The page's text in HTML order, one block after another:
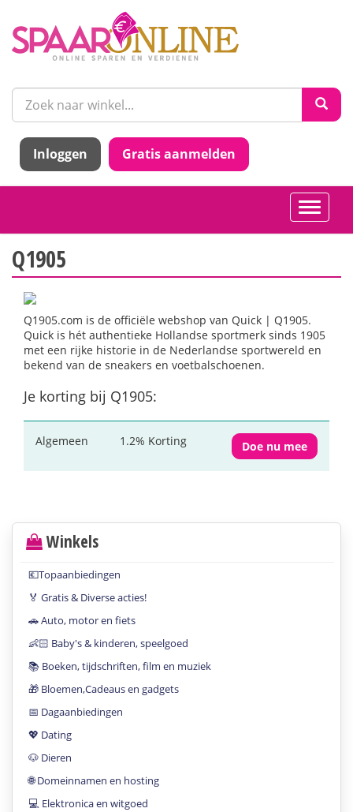
Inloggen Gratis aanmelden
Toggle
Q1905
Q1905.com is de officiële webshop van Quick | Q1905.
Quick is hét authentieke Hollandse sportmerk sinds 1905
met een rijke historie in de Nederlandse sportwereld en
bekend van de sneakers en voetbalschoenen.
Je korting bij Q1905:
Algemeen 1.2% Korting Doe nu mee
Winkels
💶Topaanbiedingen
🏅 Gratis & Diverse acties!
🚗 Auto, motor en fiets
👶🏻 Baby's & kinderen, speelgoed
📚 Boeken, tijdschriften, film en muziek
🎁 Bloemen,Cadeaus en gadgets
📅 Dagaanbiedingen
💖 Dating
🐶 Dieren
🌐 Domeinnamen en hosting
💻 Elektronica en witgoed